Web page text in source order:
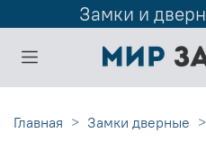
Замки и
Главная Замки дверные